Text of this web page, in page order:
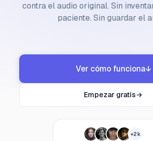
contra el audio original. Sin
paciente. Sin guardar el
Ver cómo funciona↓
Empezar gratis→
+2k